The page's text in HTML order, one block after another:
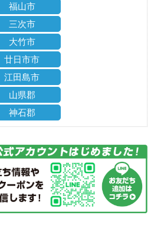
福山市
三次市
大竹市
廿日市市
江田島市
山県郡
神石郡